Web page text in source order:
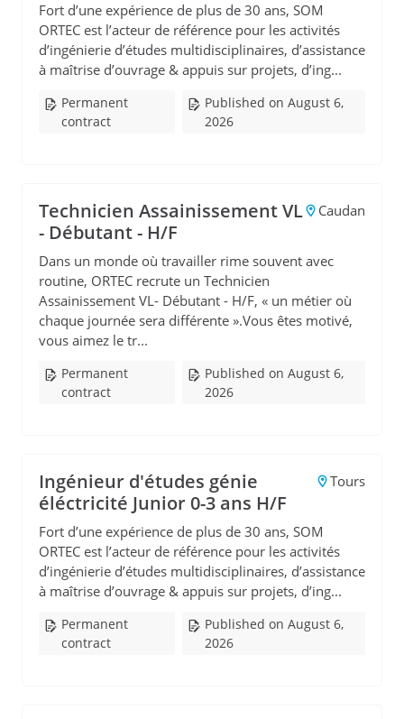
Fort d’une expérience de plus de 30 ans, SOM
ORTEC est l’acteur de référence pour les activités
d’ingénierie d’études multidisciplinaires, d’assistance
à maîtrise d’ouvrage & appuis sur projets, d’ing...
Permanent
contract
Published on August 6,
2026
Technicien Assainissement VL
- Débutant - H/F
Caudan
Dans un monde où travailler rime souvent avec
routine, ORTEC recrute un Technicien
Assainissement VL- Débutant - H/F, « un métier où
chaque journée sera différente ».Vous êtes motivé,
vous aimez le tr...
Permanent
contract
Published on August 6,
2026
Ingénieur d'études génie
éléctricité Junior 0-3 ans H/F
Tours
Fort d’une expérience de plus de 30 ans, SOM
ORTEC est l’acteur de référence pour les activités
d’ingénierie d’études multidisciplinaires, d’assistance
à maîtrise d’ouvrage & appuis sur projets, d’ing...
Permanent
contract
Published on August 6,
2026